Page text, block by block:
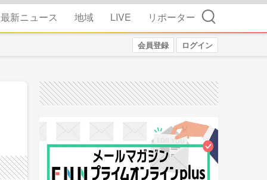
最新ニュース 地域 LIVE リポーター 検索
会員登録 ログイン